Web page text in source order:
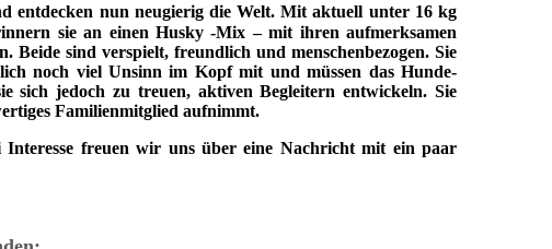
entdecken nun neugierig die Welt. Mit aktuell unter 16 kg
sie an einen Husky -Mix – mit ihren aufmerksamen
sind verspielt, freundlich und menschenbezogen. Sie
noch viel Unsinn im Kopf mit und müssen das Hunde-
sich jedoch zu treuen, aktiven Begleitern entwickeln. Sie
Familienmitglied aufnimmt.
freuen wir uns über eine Nachricht mit ein paar